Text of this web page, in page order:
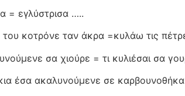
= εγλύστρισα …..
του κοτρόνε ταν άκρα =κυλάω τις
σα χιούρε = τι κυλιέσαι σα
έσα ακαλυνούμενε σε